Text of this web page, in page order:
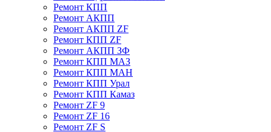
Ремонт КПП
Ремонт АКПП
Ремонт АКПП ZF
Ремонт КПП ZF
Ремонт АКПП ЗФ
Ремонт КПП МАЗ
Ремонт КПП МАН
Ремонт КПП Урал
Ремонт КПП Камаз
Ремонт ZF 9
Ремонт ZF 16
Ремонт ZF S